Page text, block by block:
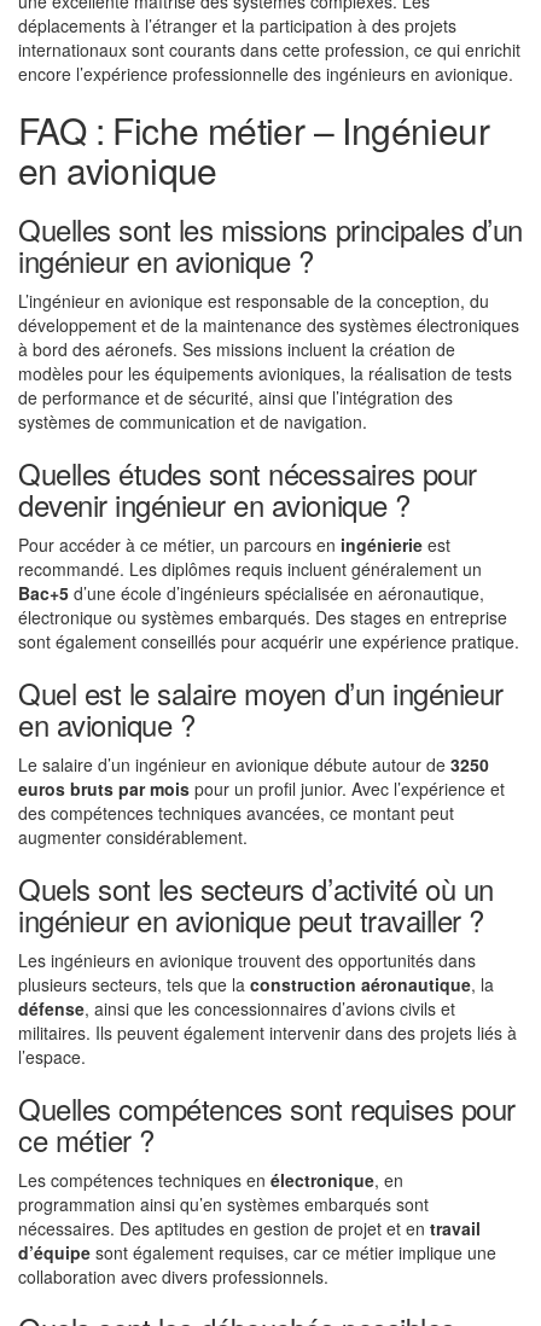
déplacements à l’étranger et la participation à des projets
internationaux sont courants dans cette profession, ce qui enrichit
encore l’expérience professionnelle des ingénieurs en avionique.
FAQ : Fiche métier – Ingénieur
en avionique
Quelles sont les missions principales d’un
ingénieur en avionique ?
L’ingénieur en avionique est responsable de la conception, du
développement et de la maintenance des systèmes électroniques
à bord des aéronefs. Ses missions incluent la création de
modèles pour les équipements avioniques, la réalisation de tests
de performance et de sécurité, ainsi que l’intégration des
systèmes de communication et de navigation.
Quelles études sont nécessaires pour
devenir ingénieur en avionique ?
Pour accéder à ce métier, un parcours en ingénierie est
recommandé. Les diplômes requis incluent généralement un
Bac+5 d’une école d’ingénieurs spécialisée en aéronautique,
électronique ou systèmes embarqués. Des stages en entreprise
sont également conseillés pour acquérir une expérience pratique.
Quel est le salaire moyen d’un ingénieur
en avionique ?
Le salaire d’un ingénieur en avionique débute autour de 3250
euros bruts par mois pour un profil junior. Avec l’expérience et
des compétences techniques avancées, ce montant peut
augmenter considérablement.
Quels sont les secteurs d’activité où un
ingénieur en avionique peut travailler ?
Les ingénieurs en avionique trouvent des opportunités dans
plusieurs secteurs, tels que la construction aéronautique, la
défense, ainsi que les concessionnaires d’avions civils et
militaires. Ils peuvent également intervenir dans des projets liés à
l’espace.
Quelles compétences sont requises pour
ce métier ?
Les compétences techniques en électronique, en
programmation ainsi qu’en systèmes embarqués sont
nécessaires. Des aptitudes en gestion de projet et en travail
d’équipe sont également requises, car ce métier implique une
collaboration avec divers professionnels.